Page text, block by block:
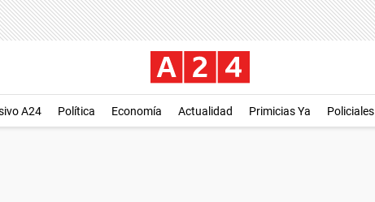
A24 Política Economía Actualidad Primicias Ya Policiales